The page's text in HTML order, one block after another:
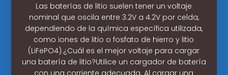
Las baterías de litio suelen tener un voltaje
nominal que oscila entre 3.2V a 4.2V por celda,
dependiendo de la química específica utilizada,
como iones de litio o fosfato de hierro y litio
(LiFePO4).¿Cuál es el mejor voltaje para cargar
una batería de litio?Utilice un cargador de batería
con una corriente adecuada. Al cargar una